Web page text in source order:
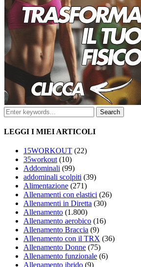
LEGGI I MIEI ARTICOLI
15WORKOUT (22)
35workout(10)
Addominali (99)
addominali scolpiti (39)
Alimentazione (271)
Allenamenti con elastici (26)
Allenamenti in Diretta (30)
Allenamento (1.800)
Allenamento aerobico (16)
Allenamento Braccia (9)
Allenamento con il TRX (36)
Allenamento Donne (75)
Allenamento funzionale (6)
Allenamento ibrido (9)